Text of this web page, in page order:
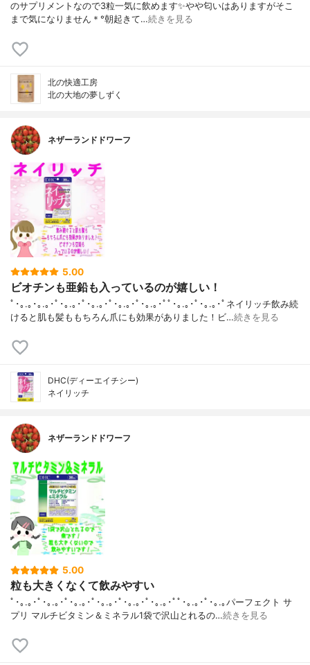
のサプリメントなので3粒一気に飲めます✨やや匂いはありますがそこ
まで気になりません＊°朝起きて…続きを見る
北の快適工房
北の大地の夢しずく
ネザーランドドワーフ
5.00
ビオチンも亜鉛も入っているのが嬉しい！
ﾟ･｡.｡･｡.｡･ﾟ･｡.｡･ﾟ･｡.｡･ﾟ･｡.｡･ﾟ･｡.｡･ﾟﾟ･｡.｡･ﾟ･｡.｡･ﾟネイリッチ飲み続
けると肌も髪ももちろん爪にも効果がありました！ビ…続きを見る
DHC(ディーエイチシー)
ネイリッチ
ネザーランドドワーフ
5.00
粒も大きくなくて飲みやすい
ﾟ･｡.｡･ﾟ･｡.｡･ﾟ･｡.｡･ﾟ･｡.｡･ﾟ･｡.｡･ﾟ･｡.｡･ﾟﾟ･｡.｡･ﾟ･｡.｡パーフェクト サ
プリ マルチビタミン＆ミネラル1袋で沢山とれるの…続きを見る